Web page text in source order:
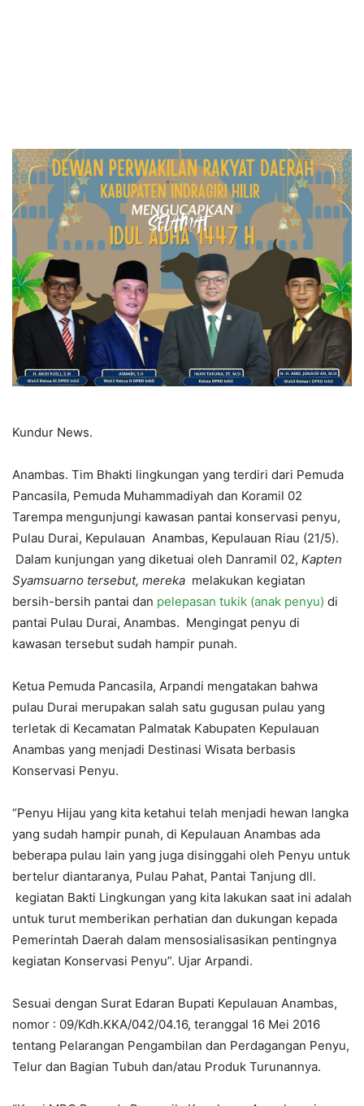
Kundur News.
Anambas. Tim Bhakti lingkungan yang terdiri dari Pemuda
Pancasila, Pemuda Muhammadiyah dan Koramil 02
Tarempa mengunjungi kawasan pantai konservasi penyu,
Pulau Durai, Kepulauan Anambas, Kepulauan Riau (21/5).
Dalam kunjungan yang diketuai oleh Danramil 02, Kapten
Syamsuarno tersebut, mereka melakukan kegiatan
bersih-bersih pantai dan pelepasan tukik (anak penyu) di
pantai Pulau Durai, Anambas. Mengingat penyu di
kawasan tersebut sudah hampir punah.
Ketua Pemuda Pancasila, Arpandi mengatakan bahwa
pulau Durai merupakan salah satu gugusan pulau yang
terletak di Kecamatan Palmatak Kabupaten Kepulauan
Anambas yang menjadi Destinasi Wisata berbasis
Konservasi Penyu.
“Penyu Hijau yang kita ketahui telah menjadi hewan langka
yang sudah hampir punah, di Kepulauan Anambas ada
beberapa pulau lain yang juga disinggahi oleh Penyu untuk
bertelur diantaranya, Pulau Pahat, Pantai Tanjung dll.
kegiatan Bakti Lingkungan yang kita lakukan saat ini adalah
untuk turut memberikan perhatian dan dukungan kepada
Pemerintah Daerah dalam mensosialisasikan pentingnya
kegiatan Konservasi Penyu”. Ujar Arpandi.
Sesuai dengan Surat Edaran Bupati Kepulauan Anambas,
nomor : 09/Kdh.KKA/042/04.16, teranggal 16 Mei 2016
tentang Pelarangan Pengambilan dan Perdagangan Penyu,
Telur dan Bagian Tubuh dan/atau Produk Turunannya.